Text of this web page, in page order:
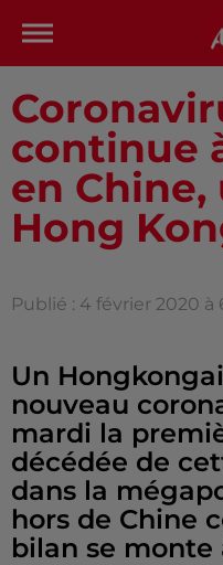
continue
en
Hong
Publié : 4 février 2020
Un
nouveau
mardi la
décédée de
dans la
hors de Chine
bilan se monte